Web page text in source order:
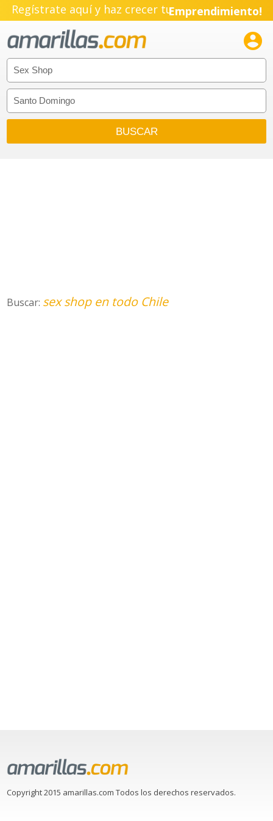
Regístrate aquí y haz crecer tuEmprendimiento!

Buscar: sex shop en todo Chile
Copyright 2015 amarillas.com Todos los derechos reservados.